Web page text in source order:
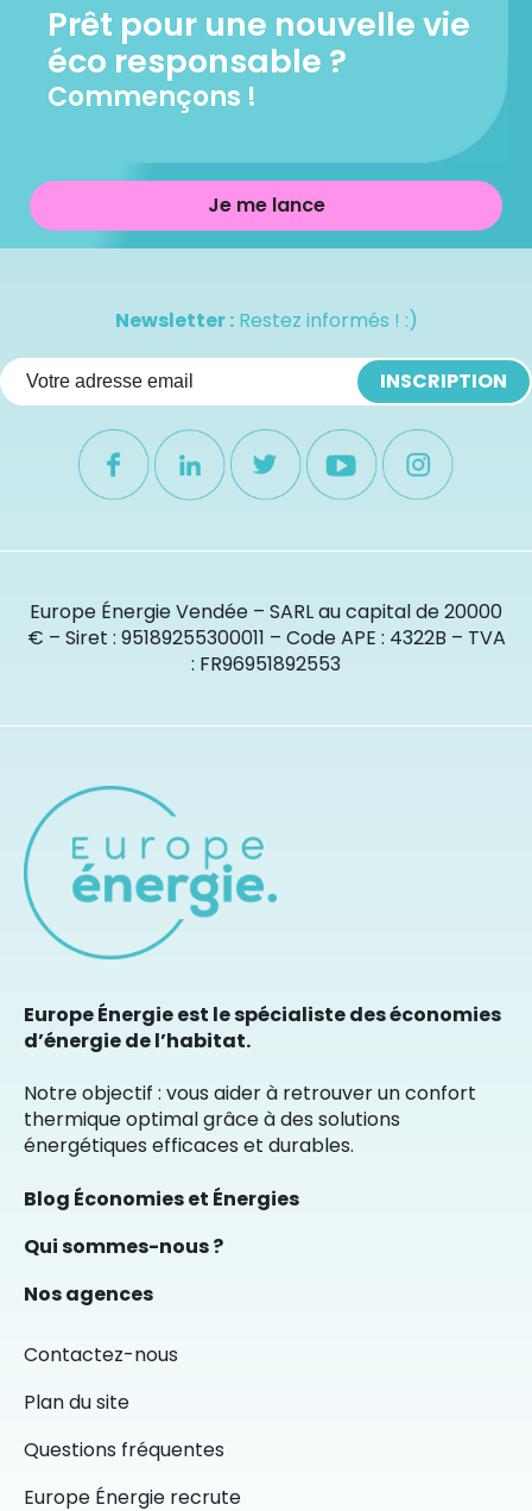
Prêt pour une nouvelle vie
éco responsable ?
Commençons !
Je me lance
Newsletter :Restez informés ! :)
Europe Énergie Vendée – SARL au capital de 20000
€ – Siret : 95189255300011 – Code APE : 4322B – TVA
: FR96951892553
Europe Énergie est le spécialiste des économies
d’énergie de l’habitat.
Notre objectif : vous aider à retrouver un confort
thermique optimal grâce à des solutions
énergétiques efficaces et durables.
Blog Économies et Énergies
Qui sommes-nous ?
Nos agences
Contactez-nous
Plan du site
Questions fréquentes
Europe Énergie recrute